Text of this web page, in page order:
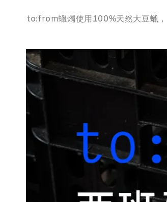
to:from蠟燭使用100%天然大豆蠟，